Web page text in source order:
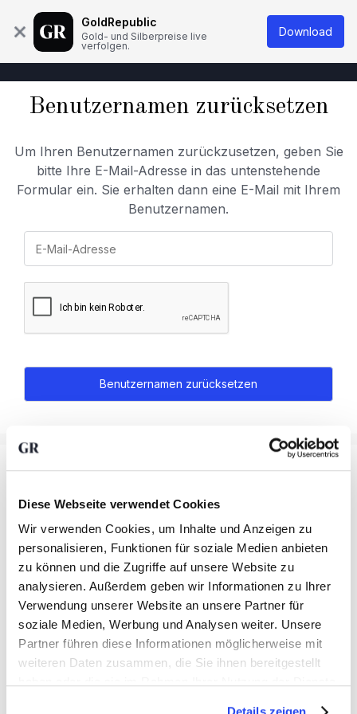
Diese Webseite verwendet Cookies
Wir verwenden Cookies, um Inhalte und Anzeigen zu
personalisieren, Funktionen für soziale Medien anbieten
zu können und die Zugriffe auf unsere Website zu
analysieren. Außerdem geben wir Informationen zu Ihrer
Verwendung unserer Website an unsere Partner für
soziale Medien, Werbung und Analysen weiter. Unsere
Partner führen diese Informationen möglicherweise mit
weiteren Daten zusammen, die Sie ihnen bereitgestellt
GoldRepublic
Gold- und Silberpreise live
verfolgen.
Download
WissensdatenbankKontakt
Benutzernamen zurücksetzen
Um Ihren Benutzernamen zurückzusetzen, geben Sie
bitte Ihre E-Mail-Adresse in das untenstehende
Formular ein. Sie erhalten dann eine E-Mail mit Ihrem
Benutzernamen.
Edelmetalle
Gold
Silber
Platin
Sparpläne
Geschäft
Information
Unsere Gebühren
Nachrichten
Wissensdatenbank
Rechtliches
Datenschutzerklärung
Dokumente
Kontakt